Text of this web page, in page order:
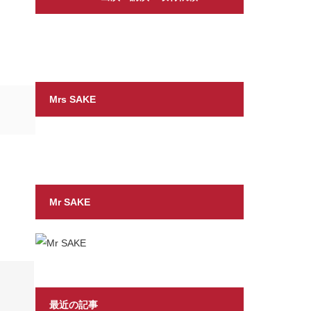
Mrs SAKE
Mr SAKE
最近の記事